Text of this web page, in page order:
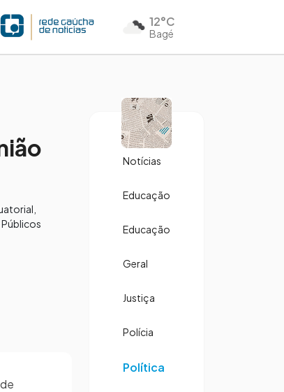
12°C
Bagé
Notícias
Educação
Educação
Geral
Justiça
Polícia
Política